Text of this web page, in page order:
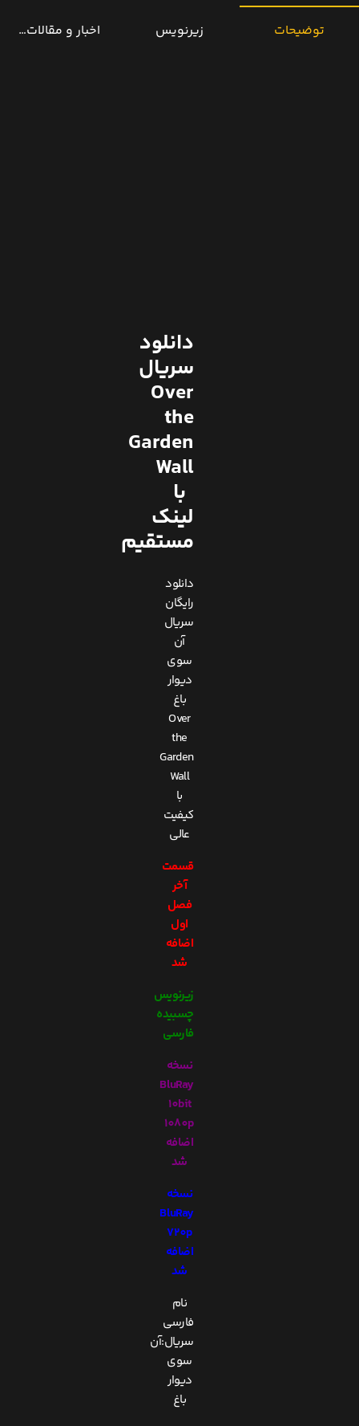
توضیحات زیرنویس اخبار و مقالات
دانلود
سریال
Over
the
Garden
Wall
با
لینک
مستقیم
دانلود
رایگان
سریال
آن
سوی
دیوار
باغ
Over
the
Garden
Wall
با
کیفیت
عالی
قسمت
آخر
فصل
اول
اضافه
شد
زیرنویس
چسبیده
فارسی
نسخه
BluRay
10bit
1080p
اضافه
شد
نسخه
BluRay
720p
اضافه
شد
نام
فارسی
سریال:آن
سوی
دیوار
باغ